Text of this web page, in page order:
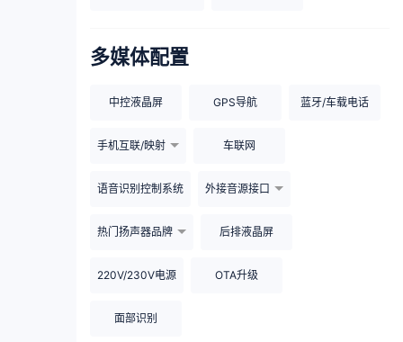
多媒体配置
中控液晶屏 GPS导航 蓝牙/车载电话
手机互联/映射 车联网
语音识别控制系统 外接音源接口
热门扬声器品牌 后排液晶屏
220V/230V电源 OTA升级
面部识别